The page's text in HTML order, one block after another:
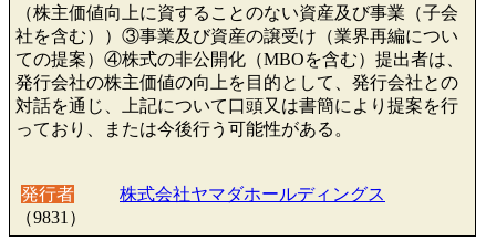
（株主価値向上に資することのない資産及び事業（子会
社を含む））③事業及び資産の譲受け（業界再編につい
ての提案）④株式の非公開化（MBOを含む）提出者は、
発行会社の株主価値の向上を目的として、発行会社との
対話を通じ、上記について口頭又は書簡により提案を行
っており、または今後行う可能性がある。
発行者
株式会社ヤマダホールディングス
（9831）